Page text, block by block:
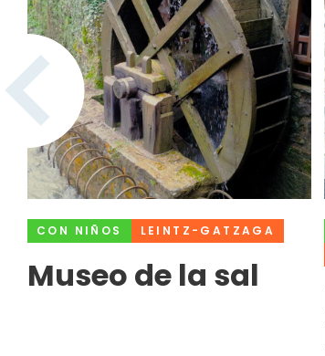
CON NIÑOS LEINTZ-GATZAGA
Museo de la sal